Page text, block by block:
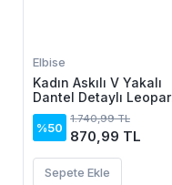
Elbise
Kadın Askılı V Yakalı
Dantel Detaylı Leopar
Desenli Süprem Atlet
Ve şort Ikili Takım
%50
1.740,99 TL
870,99 TL
Sepete Ekle